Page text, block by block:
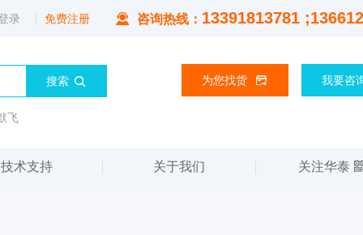
录 免费注册 咨询热线： 13391813781
飞
为您找货 我要咨
技术支持 关于我们 关注华泰